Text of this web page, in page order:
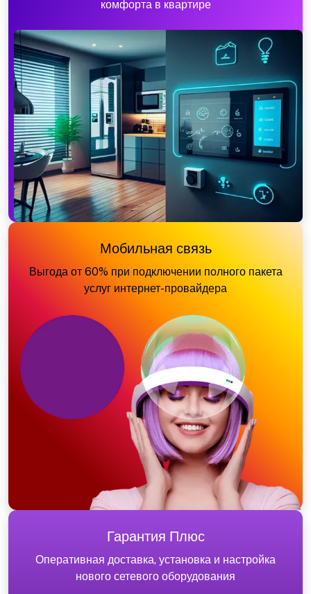
комфорта в квартире
Мобильная связь
Выгода от 60% при подключении полного пакета
услуг интернет-провайдера
Гарантия Плюс
Оперативная доставка, установка и настройка
нового сетевого оборудования